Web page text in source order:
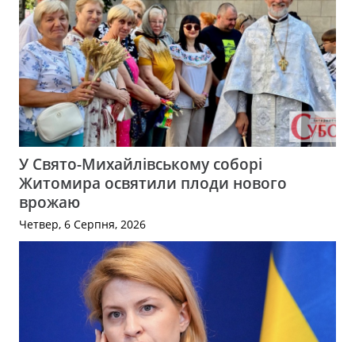
У Свято-Михайлівському соборі
Житомира освятили плоди нового
врожаю
Четвер, 6 Серпня, 2026